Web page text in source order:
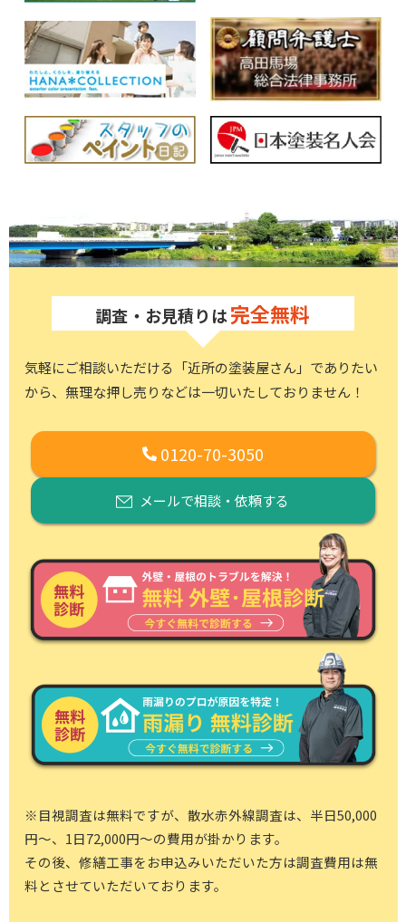
調査・お見積りは完全無料
気軽にご相談いただける「近所の塗装屋さん」でありたい
から、 無理な押し売りなどは一切いたしておりません！
0120-70-3050
メールで相談・依頼する
※目視調査は無料ですが、散水赤外線調査は、半日50,000
円～、1日72,000円～の費用が掛かります。
その後、修繕工事をお申込みいただいた方は調査費用は無
料とさせていただいております。